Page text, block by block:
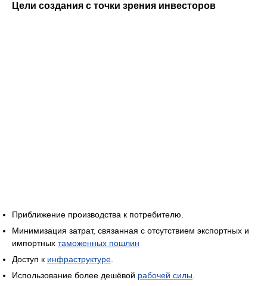
Цели создания с точки зрения инвесторов
Приближение производства к потребителю.
Минимизация затрат, связанная с отсутствием экспортных и
импортных таможенных пошлин
Доступ к инфраструктуре
Использование более дешёвой рабочей силы